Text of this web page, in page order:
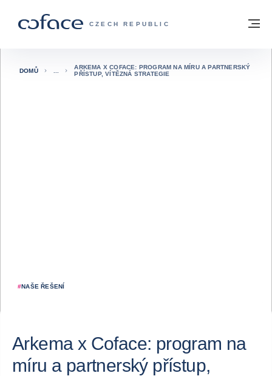
COFACE FOR TRADE - WEBOVÁ
CZECH REPUBLIC
Zpět na hlavní stránku
#NAŠE ŘEŠENÍ
DOMŮ
ARKEMA X COFACE: PROGRAM NA MÍRU A PARTNERSKÝ
PŘÍSTUP, VÍTĚZNÁ STRATEGIE
Arkema x Coface: program na
míru a partnerský přístup,